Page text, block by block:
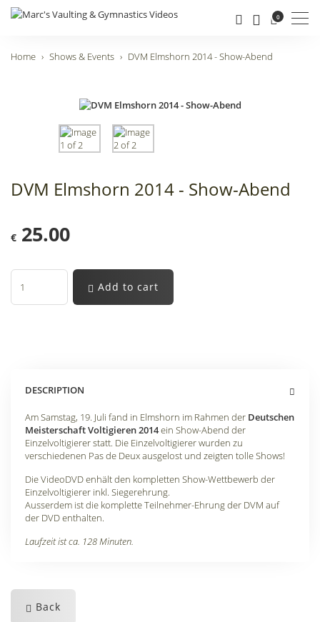
0
Home Shows & Events DVM Elmshorn 2014 - Show-Abend
DVM Elmshorn 2014 - Show-Abend
€ 25.00
Add to cart
DESCRIPTION
Am Samstag, 19. Juli fand in Elmshorn im Rahmen der Deutschen
Meisterschaft Voltigieren 2014ein Show-Abend der
Einzelvoltigierer statt. Die Einzelvoltigierer wurden zu
verschiedenen Pas de Deux ausgelost und zeigten tolle Shows!
Die VideoDVD enhält den kompletten Show-Wettbewerb der
Einzelvoltigierer inkl. Siegerehrung.
Ausserdem ist die komplette Teilnehmer-Ehrung der DVM auf
der DVD enthalten.
Laufzeit ist ca. 128 Minuten.
Back